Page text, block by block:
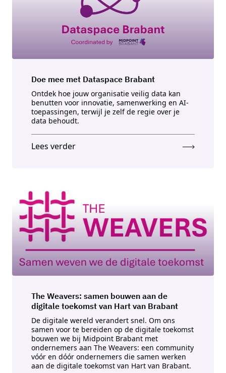
Doe mee met Dataspace Brabant
Ontdek hoe jouw organisatie veilig data kan
benutten voor innovatie, samenwerking en AI-
toepassingen, terwijl je zelf de regie over je
data behoudt.
Lees verder
The Weavers: samen bouwen aan de
digitale toekomst van Hart van Brabant
De digitale wereld verandert snel. Om ons
samen voor te bereiden op de digitale toekomst
bouwen we bij Midpoint Brabant met
ondernemers aan The Weavers: een community
vóór en dóór ondernemers die samen werken
aan de digitale toekomst van Hart van Brabant.